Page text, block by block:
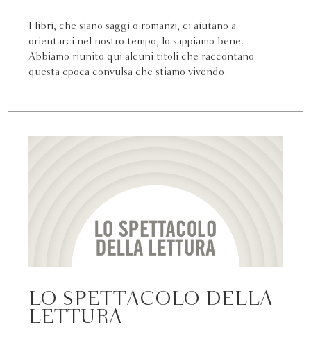
I libri, che siano saggi o romanzi, ci aiutano a
orientarci nel nostro tempo, lo sappiamo bene.
Abbiamo riunito qui alcuni titoli che raccontano
questa epoca convulsa che stiamo vivendo.
LO SPETTACOLO DELLA
LETTURA